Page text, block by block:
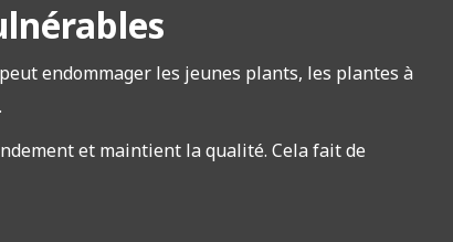
endommager les jeunes plants, les plantes à
et maintient la qualité. Cela fait de